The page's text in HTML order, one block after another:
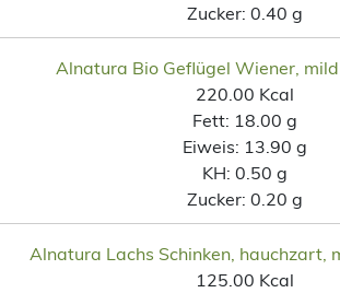
Zucker: 0.40 g
Alnatura Bio Geflügel Wiener,
220.00 Kcal
Fett: 18.00 g
Eiweis: 13.90 g
KH: 0.50 g
Zucker: 0.20 g
Alnatura Lachs Schinken, hauchzart,
125.00 Kcal